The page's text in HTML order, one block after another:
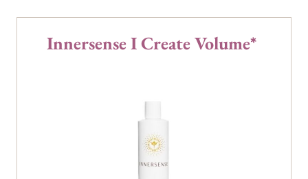
Innersense I Create Volume*